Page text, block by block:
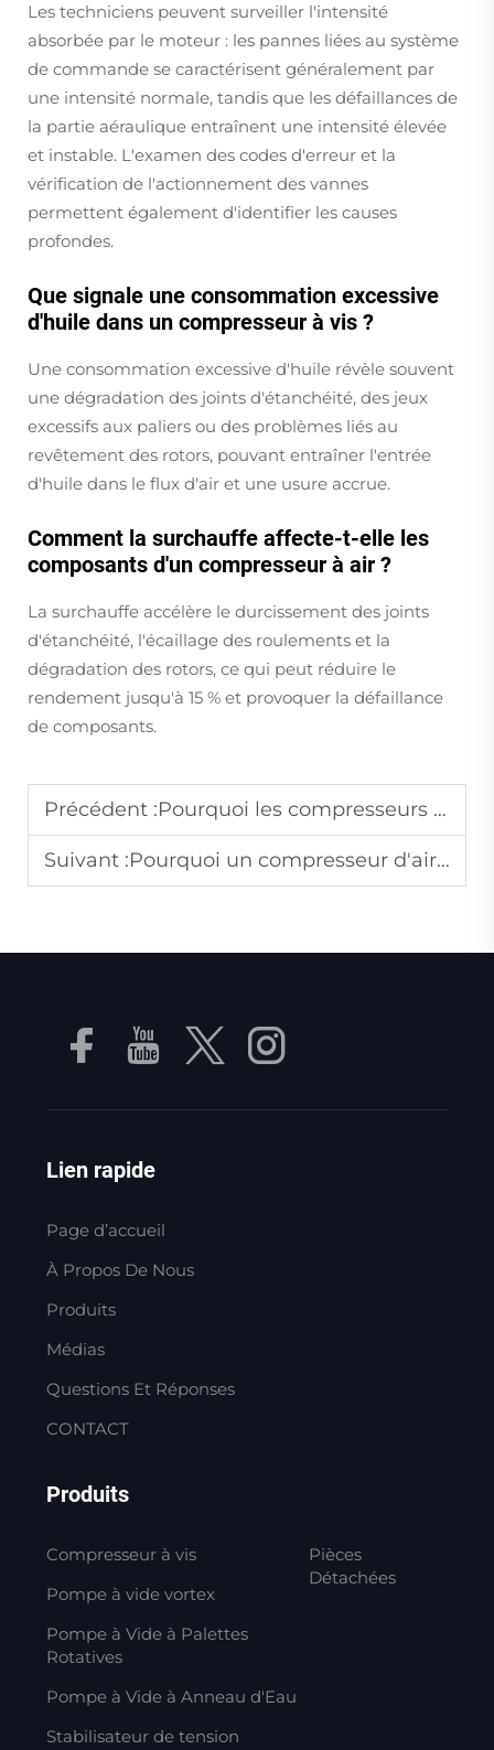
Les techniciens peuvent surveiller l'intensité
absorbée par le moteur : les pannes liées au système
de commande se caractérisent généralement par
une intensité normale, tandis que les défaillances de
la partie aéraulique entraînent une intensité élevée
et instable. L'examen des codes d'erreur et la
vérification de l'actionnement des vannes
permettent également d'identifier les causes
profondes.
Que signale une consommation excessive
d'huile dans un compresseur à vis ?
Une consommation excessive d'huile révèle souvent
une dégradation des joints d'étanchéité, des jeux
excessifs aux paliers ou des problèmes liés au
revêtement des rotors, pouvant entraîner l'entrée
d'huile dans le flux d'air et une usure accrue.
Comment la surchauffe affecte-t-elle les
composants d'un compresseur à air ?
La surchauffe accélère le durcissement des joints
d'étanchéité, l'écaillage des roulements et la
dégradation des rotors, ce qui peut réduire le
rendement jusqu'à 15 % et provoquer la défaillance
de composants.
Précédent :Pourquoi les compresseurs à vis sont-ils plus efficaces que les compresseurs à piston pour une utilisation continue ?
Suivant :Pourquoi un compresseur d'air avec sécheur est-il nécessaire pour les applications de peinture et de revêtement ?
Lien rapide
Page d’accueil
À Propos De Nous
Produits
Médias
Questions Et Réponses
CONTACT
Produits
Compresseur à vis
Pompe à vide vortex
Pompe à Vide à Palettes
Rotatives
Pompe à Vide à Anneau d'Eau
Stabilisateur de tension
Pièces
Détachées